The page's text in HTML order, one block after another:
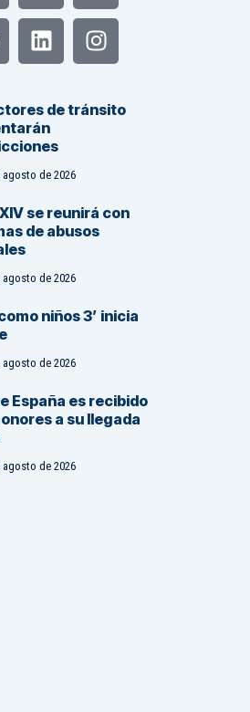
de tránsito
agosto de 2026
se reunirá con
de abusos
agosto de 2026
niños 3’ inicia
agosto de 2026
España es recibido
a su llegada
agosto de 2026